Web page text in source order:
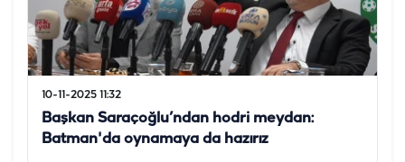
10-11-2025 11:32
Başkan Saraçoğlu’ndan hodri meydan:
Batman'da oynamaya da hazırız